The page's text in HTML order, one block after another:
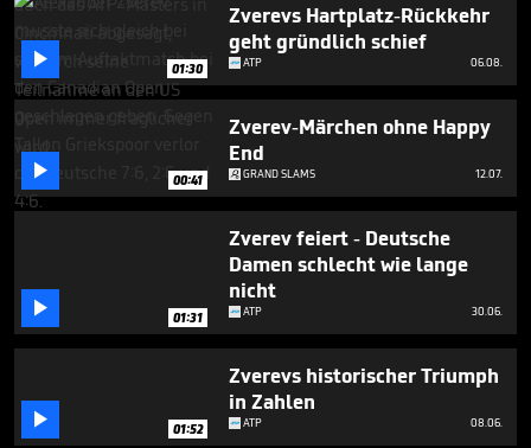
minute,
 01:30
Zverevs Hartplatz-Rückkehr
geht gründlich schief
ATP 06.08.
 00:41
Zverev-Märchen ohne Happy
End
GRAND SLAMS 12.07.
 01:31
Zverev feiert - Deutsche
Damen schlecht wie lange
nicht
ATP 30.06.
 01:52
Zverevs historischer Triumph
in Zahlen
ATP 08.06.